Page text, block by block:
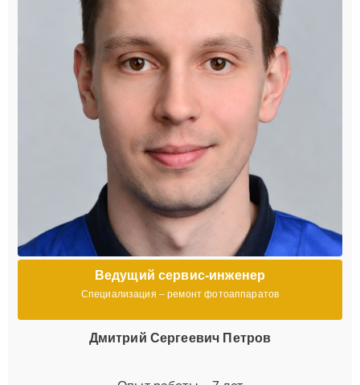
Ведущий сервис-инженер
Специализация – ремонт фотоаппаратов
Дмитрий Сергеевич Петров